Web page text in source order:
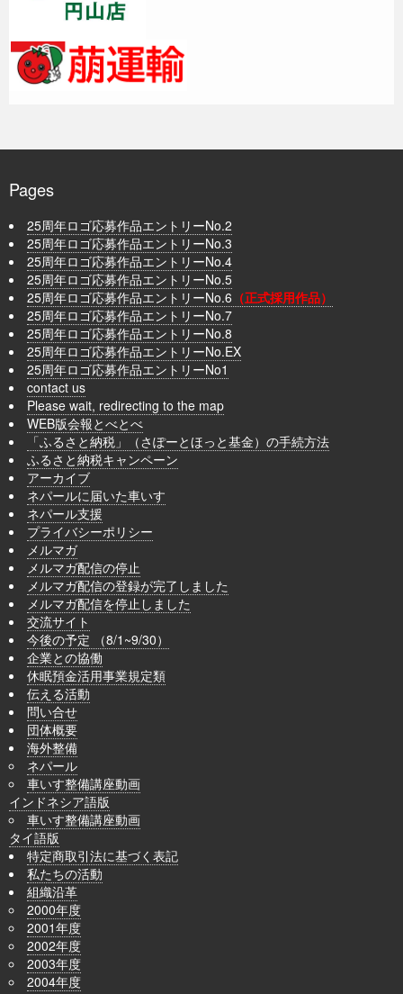
Pages
25周年ロゴ応募作品エントリーNo.2
25周年ロゴ応募作品エントリーNo.3
25周年ロゴ応募作品エントリーNo.4
25周年ロゴ応募作品エントリーNo.5
25周年ロゴ応募作品エントリーNo.6 （正式採用作品）
25周年ロゴ応募作品エントリーNo.7
25周年ロゴ応募作品エントリーNo.8
25周年ロゴ応募作品エントリーNo.EX
25周年ロゴ応募作品エントリーNo1
contact us
Please wait, redirecting to the map
WEB版会報とべとべ
「ふるさと納税」（さぽーとほっと基金）の手続方法
ふるさと納税キャンペーン
アーカイブ
ネパールに届いた車いす
ネパール支援
プライバシーポリシー
メルマガ
メルマガ配信の停止
メルマガ配信の登録が完了しました
メルマガ配信を停止しました
交流サイト
今後の予定 （8/1~9/30）
企業との協働
休眠預金活用事業規定類
伝える活動
問い合せ
団体概要
海外整備
ネパール
車いす整備講座動画
インドネシア語版
車いす整備講座動画
タイ語版
特定商取引法に基づく表記
私たちの活動
組織沿革
2000年度
2001年度
2002年度
2003年度
2004年度